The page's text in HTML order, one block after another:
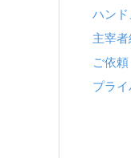
ハン
主宰
ご依
プラ